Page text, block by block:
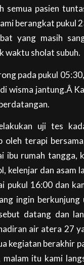
semua pasien
berangkat pukul
yang masih
waktu sholat subuh.
pada pukul
wisma jantung.Â
uji tes
terapi
ibu rumah tangga,
kelenjar dan asam
pukul 16:00 dan
ingin berkunjung
datang dan
air atera 27
kegiatan berakhir
itu kami